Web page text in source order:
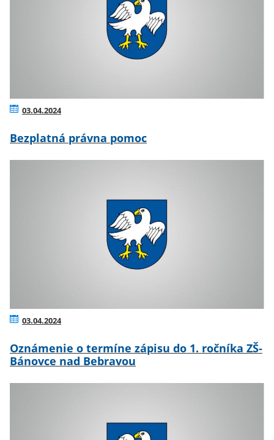
03.04.2024
Bezplatná právna pomoc
03.04.2024
Oznámenie o termíne zápisu do 1. ročníka ZŠ-
Bánovce nad Bebravou